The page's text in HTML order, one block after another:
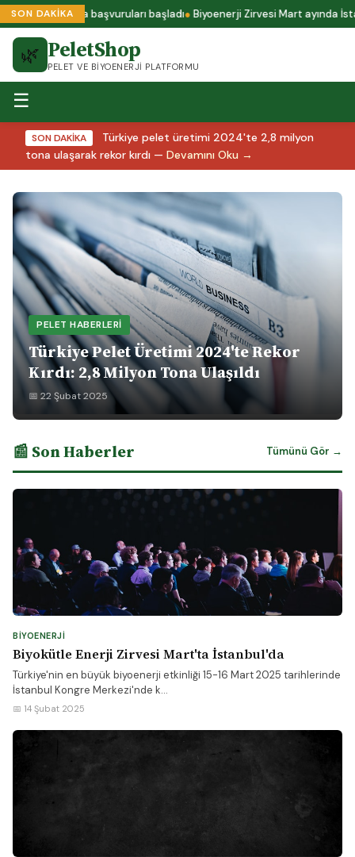
SON DAKİKA
A1 sertifika başvuruları başladı Biyoenerji Zirvesi Mart ayında
🌿 PeletShop
PELET VE BIYOENERJI PLATFORMU
☰
SON DAKİKA
Türkiye pelet üretimi 2024'te 2,8 milyon
tona ulaşarak rekor kırdı — Devamını Oku →
PELET HABERLERI
Türkiye Pelet Üretimi 2024'te Rekor
Kırdı: 2,8 Milyon Tona Ulaşıldı
📅 22 Şubat 2025
📰 Son Haberler Tümünü Gör →
BIYOENERJI
Biyokütle Enerji Zirvesi Mart'ta İstanbul'da
Türkiye'nin en büyük biyoenerji etkinliği 15-16 Mart 2025 tarihlerinde
İstanbul Kongre Merkezi'nde k...
📅 14 Şubat 2025